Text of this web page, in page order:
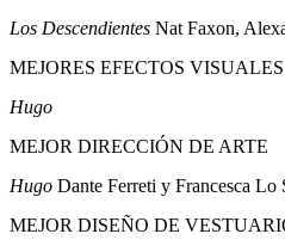
Los Descendientes Nat Faxon,
MEJORES EFECTOS VISUALES
Hugo
MEJOR DIRECCIÓN DE ARTE
Hugo Dante Ferreti y Francesca Lo
MEJOR DISEÑO DE